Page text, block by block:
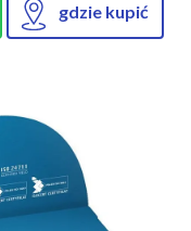
gdzie kupić